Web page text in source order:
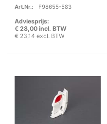
Art.Nr.: F98655-583
Adviesprijs:
€ 28,00 incl. BTW
€ 23,14 excl. BTW